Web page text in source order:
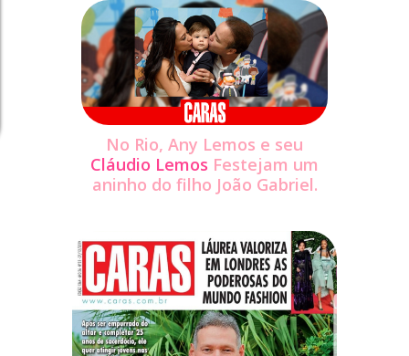
No Rio, Any Lemos e seu
Cláudio Lemos Festejam um
aninho do filho João Gabriel.